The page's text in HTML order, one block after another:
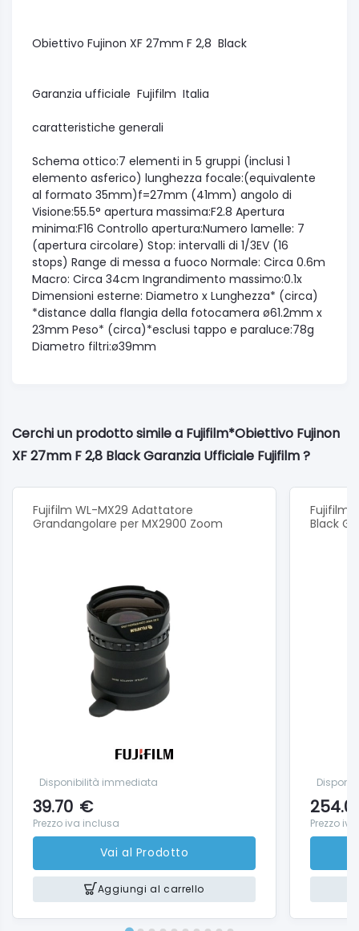
Obiettivo Fujinon XF 27mm F 2,8 Black
Garanzia ufficiale Fujifilm Italia
caratteristiche generali
Schema ottico:7 elementi in 5 gruppi (inclusi 1
elemento asferico) lunghezza focale:(equivalente
al formato 35mm)f=27mm (41mm) angolo di
Visione:55.5° apertura massima:F2.8 Apertura
minima:F16 Controllo apertura:Numero lamelle: 7
(apertura circolare) Stop: intervalli di 1/3EV (16
stops) Range di messa a fuoco Normale: Circa 0.6m
Macro: Circa 34cm Ingrandimento massimo:0.1x
Dimensioni esterne: Diametro x Lunghezza* (circa)
*distance dalla flangia della fotocamera ø61.2mm x
23mm Peso* (circa)*esclusi tappo e paraluce:78g
Diametro filtri:ø39mm
Cerchi un prodotto simile a Fujifilm*Obiettivo Fujinon
XF 27mm F 2,8 Black Garanzia Ufficiale Fujifilm ?
Fujifilm WL-MX29 Adattatore
Grandangolare per MX2900 Zoom
Disponibilità immediata
39.70 €
Prezzo iva inclusa
Vai al Prodotto
Aggiungi al carrello
Fujifilm
Black
Prezzo